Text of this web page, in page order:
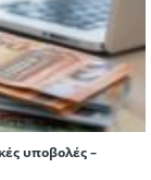
υποβολές –